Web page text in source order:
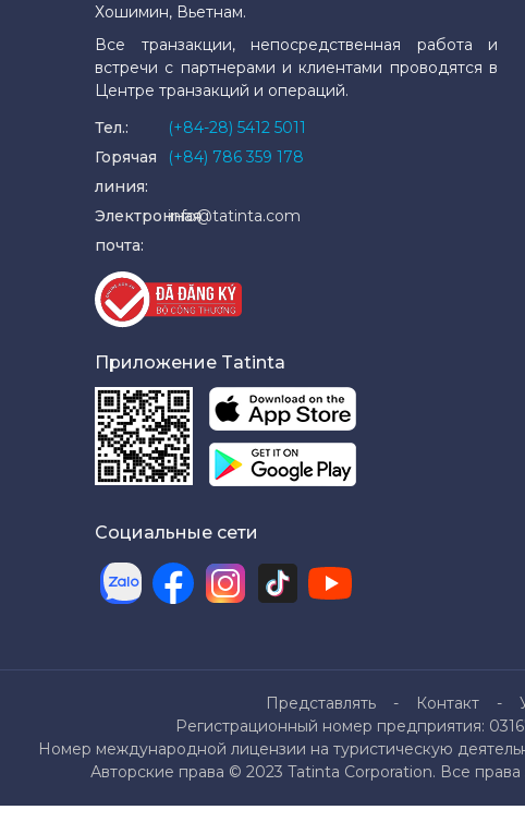
Хошимин, Вьетнам.
Все транзакции, непосредственная работа и
встречи с партнерами и клиентами проводятся в
Центре транзакций и операций.
Тел.:
(+84-28) 5412 5011
Горячая
линия:
(+84) 786 359 178
Электронная
почта:
info@tatinta.com
Приложение Tatinta
Социальные сети
Представлять Контакт
Регистрационный номер предприятия:
Номер международной лицензии на туристическую
Авторские права © 2023 Tatinta Corporation. Все